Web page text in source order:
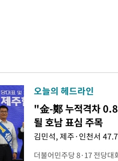
오늘의 헤드라인
"金-鄭 누적격차
될 호남 표심 주목
김민석, 제주·인천서
더불어민주당 8·17 전당대